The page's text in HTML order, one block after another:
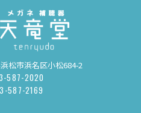
松市浜名区小松684-2
587-2020
587-2169